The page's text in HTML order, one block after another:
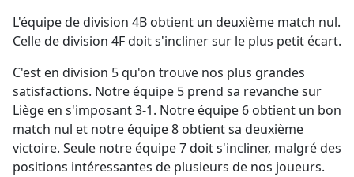
L'équipe de division 4B obtient un deuxième match nul.
Celle de division 4F doit s'incliner sur le plus petit écart.
C'est en division 5 qu'on trouve nos plus grandes
satisfactions. Notre équipe 5 prend sa revanche sur
Liège en s'imposant 3-1. Notre équipe 6 obtient un bon
match nul et notre équipe 8 obtient sa deuxième
victoire. Seule notre équipe 7 doit s'incliner, malgré des
positions intéressantes de plusieurs de nos joueurs.